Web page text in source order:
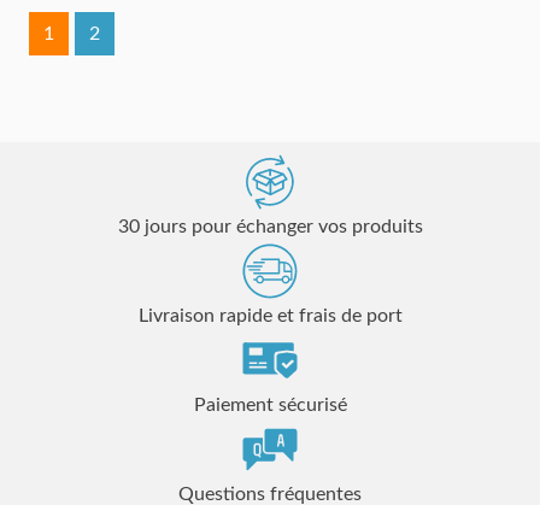
1 2
30 jours pour échanger vos produits
Livraison rapide et frais de port
Paiement sécurisé
Questions fréquentes